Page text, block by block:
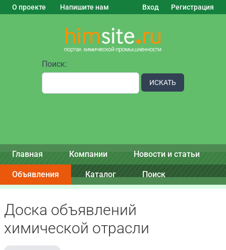
О проекте Напишите нам Вход Регистрация
Поиск:
ИСКАТЬ
Главная Компании Новости и статьи
Объявления Каталог Поиск
Доска объявлений
химической отрасли